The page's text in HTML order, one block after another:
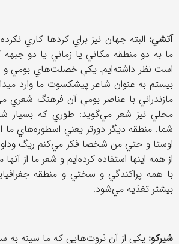
آتشي: البته جهان نيز براي كردها كاري
ما به دو منطقه مكاني يا زماني يا دو جبهه
است نظر داشته‌ايم. يكي خصلت‌هاي بومي و
بيستم به عنوان شاعر پيشكسوت ما وارد
مازندراني با عناصر بومي آن فرهنگ شعري
محلي نيز شعر مي‌گويد: طوري كه بسيار
شما. منطقه ديگر دورتر يعني اسطوره‌هاي ما
اوستا و حتي من شخصا فكر مي‌كنم ريگ وداو
از همه اينها استفاده كرده‌ايم و شعر ما از
با همه پراكندگي و سختي و منطقه
بيشتر تغذيه مي‌شود.
شيركو: يكي از آن ثروت‌هايي كه ما سينه به